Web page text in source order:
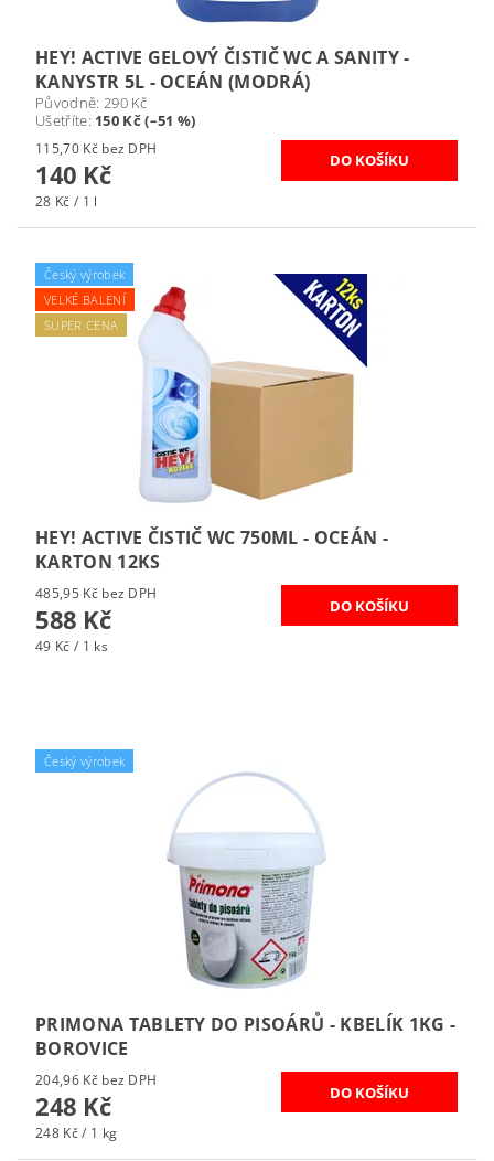
HEY! ACTIVE GELOVÝ ČISTIČ WC A SANITY -
KANYSTR 5L - OCEÁN (MODRÁ)
Původně: 290 Kč
Ušetříte: 150 Kč (–51 %)
115,70 Kč bez DPH
140 Kč
28 Kč / 1 l
Český výrobek
VELKÉ BALENÍ
SUPER CENA
HEY! ACTIVE ČISTIČ WC 750ML - OCEÁN -
KARTON 12KS
485,95 Kč bez DPH
588 Kč
49 Kč / 1 ks
Český výrobek
PRIMONA TABLETY DO PISOÁRŮ - KBELÍK 1KG -
BOROVICE
204,96 Kč bez DPH
248 Kč
248 Kč / 1 kg